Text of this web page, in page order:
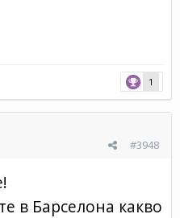
1
#3948
в Барселона какво